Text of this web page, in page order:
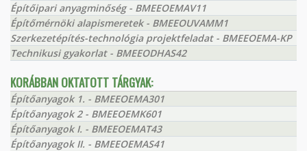
Építőipari anyagminőség - BMEEOEMAV11
Építőmérnöki alapismeretek - BMEEOUVAMM1
Szerkezetépítés-technológia projektfeladat - BMEEOEMA-KP
Technikusi gyakorlat - BMEEODHAS42
KORÁBBAN OKTATOTT TÁRGYAK:
Építőanyagok 1. - BMEEOEMA301
Építőanyagok 2 - BMEEOEMK601
Építőanyagok I. - BMEEOEMAT43
Építőanyagok II. - BMEEOEMAS41